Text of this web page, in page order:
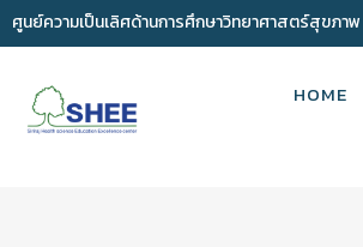
ศูนย์ความเป็นเลิศด้านการศึกษาวิทยาศาสตร์สุขภาพ
HOME